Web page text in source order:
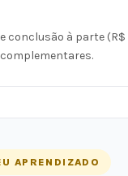
conclusão à parte (R$
APRENDIZADO